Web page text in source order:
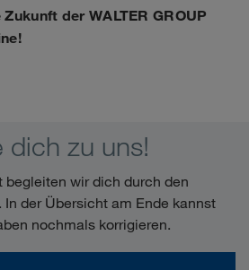
der WALTER GROUP
dich zu uns!
begleiten wir dich durch den
der Übersicht am Ende kannst
nochmals korrigieren.